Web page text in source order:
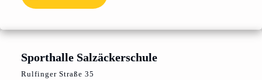
Sporthalle Salzäckerschule
Rulfinger Straße 35